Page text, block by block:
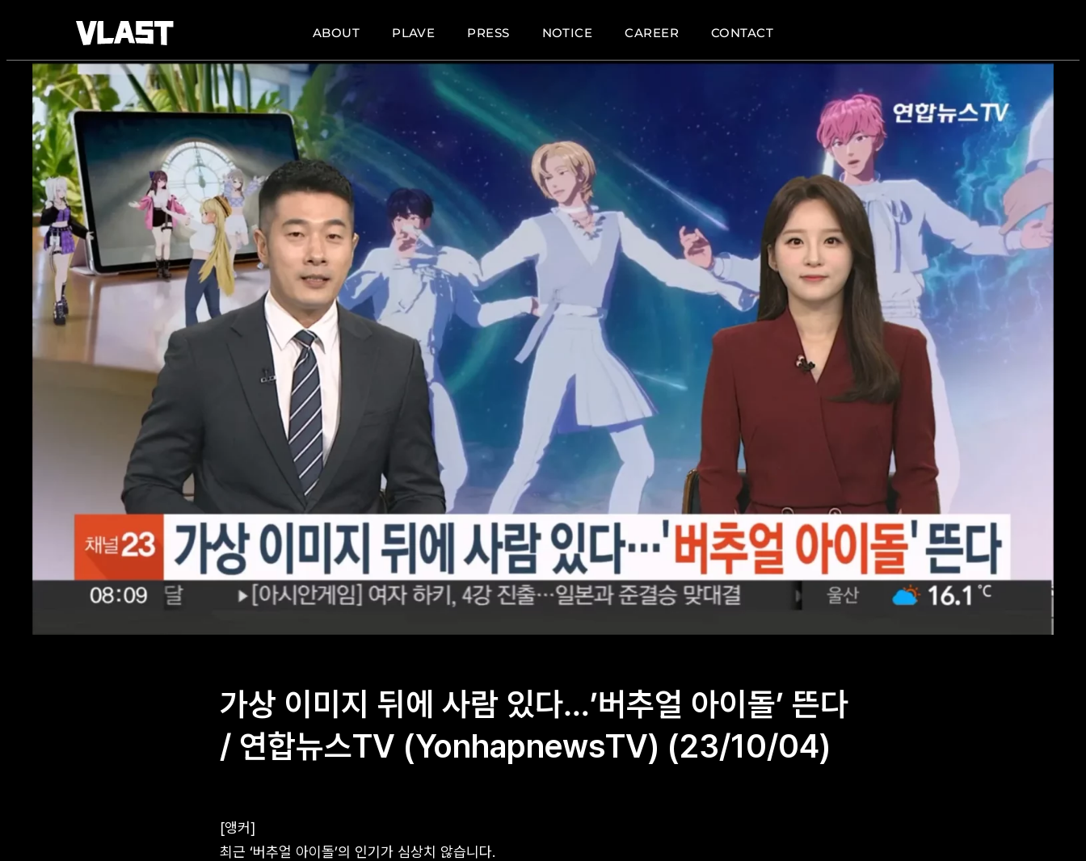
ABOUT PLAVE PRESS NOTICE CAREER CONTACT
가상 이미지 뒤에 사람 있다…’버추얼 아이돌’ 뜬다
/ 연합뉴스TV (YonhapnewsTV) (23/10/04)
[앵커]
최근 ‘버추얼 아이돌’의 인기가 심상치 않습니다.